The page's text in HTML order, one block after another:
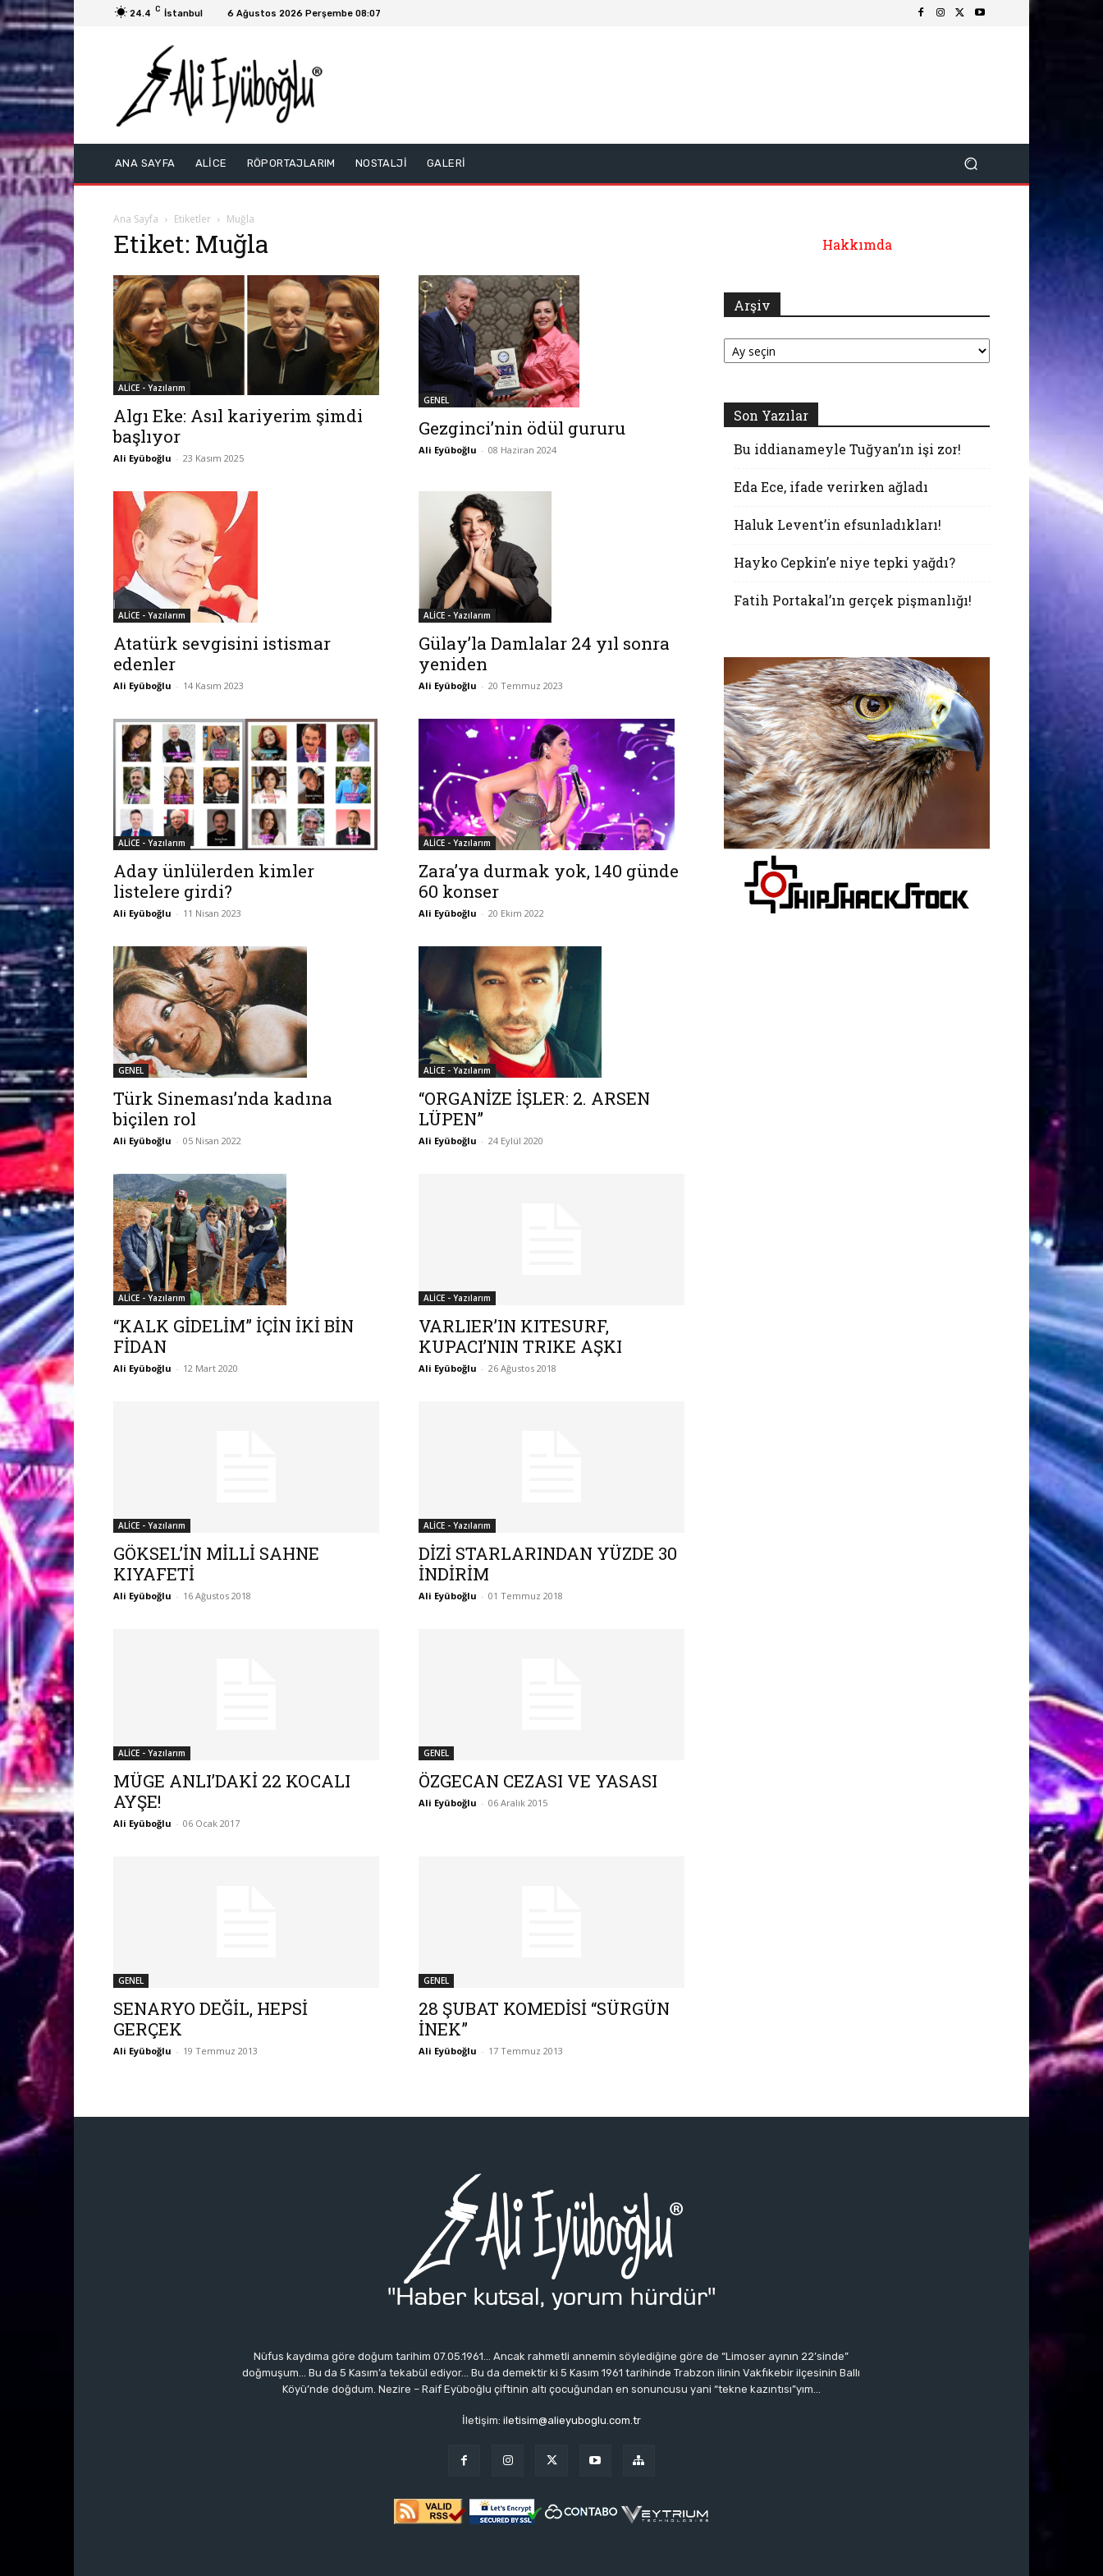
24.4 C İstanbul 6 Ağustos 2026 Perşembe 08:07
ANA SAYFA ALİCE RÖPORTAJLARIM NOSTALJİ GALERİ
Ana Sayfa Etiketler Muğla
Etiket: Muğla
ALİCE - Yazılarım
Algı Eke: Asıl kariyerim şimdi
başlıyor
Ali Eyüboğlu - 23 Kasım 2025
GENEL
Gezginci’nin ödül gururu
Ali Eyüboğlu - 08 Haziran 2024
ALİCE - Yazılarım
Atatürk sevgisini istismar
edenler
Ali Eyüboğlu - 14 Kasım 2023
ALİCE - Yazılarım
Gülay’la Damlalar 24 yıl sonra
yeniden
Ali Eyüboğlu - 20 Temmuz 2023
ALİCE - Yazılarım
Aday ünlülerden kimler
listelere girdi?
Ali Eyüboğlu - 11 Nisan 2023
ALİCE - Yazılarım
Zara’ya durmak yok, 140 günde
60 konser
Ali Eyüboğlu - 20 Ekim 2022
GENEL
Türk Sineması’nda kadına
biçilen rol
Ali Eyüboğlu - 05 Nisan 2022
ALİCE - Yazılarım
“ORGANİZE İŞLER: 2. ARSEN
LÜPEN”
Ali Eyüboğlu - 24 Eylül 2020
ALİCE - Yazılarım
“KALK GİDELİM” İÇİN İKİ BİN
FİDAN
Ali Eyüboğlu - 12 Mart 2020
ALİCE - Yazılarım
VARLIER’IN KITESURF,
KUPACI’NIN TRIKE AŞKI
Ali Eyüboğlu - 26 Ağustos 2018
ALİCE - Yazılarım
GÖKSEL’İN MİLLİ SAHNE
KIYAFETİ
Ali Eyüboğlu - 16 Ağustos 2018
ALİCE - Yazılarım
DİZİ STARLARINDAN YÜZDE 30
İNDİRİM
Ali Eyüboğlu - 01 Temmuz 2018
ALİCE - Yazılarım
MÜGE ANLI’DAKİ 22 KOCALI
AYŞE!
Ali Eyüboğlu - 06 Ocak 2017
GENEL
ÖZGECAN CEZASI VE YASASI
Ali Eyüboğlu - 06 Aralık 2015
GENEL
SENARYO DEĞİL, HEPSİ
GERÇEK
Ali Eyüboğlu - 19 Temmuz 2013
GENEL
28 ŞUBAT KOMEDİSİ “SÜRGÜN
İNEK”
Ali Eyüboğlu - 17 Temmuz 2013
Hakkımda
Arşiv
Arşiv
Son Yazılar
Bu iddianameyle Tuğyan’ın işi zor!
Eda Ece, ifade verirken ağladı
Haluk Levent’in efsunladıkları!
Hayko Cepkin’e niye tepki yağdı?
Fatih Portakal’ın gerçek pişmanlığı!
Nüfus kaydıma göre doğum tarihim 07.05.1961… Ancak rahmetli annemin söylediğine göre de “Limoser ayının 22’sinde”
doğmuşum… Bu da 5 Kasım’a tekabül ediyor… Bu da demektir ki 5 Kasım 1961 tarihinde Trabzon ilinin Vakfıkebir ilçesinin Ballı
Köyü’nde doğdum. Nezire – Raif Eyüboğlu çiftinin altı çocuğundan en sonuncusu yani “tekne kazıntısı”yım…
İletişim: iletisim@alieyuboglu.com.tr